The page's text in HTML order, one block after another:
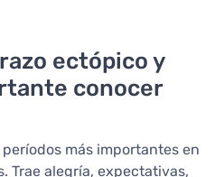
ectópico y
conocer
más importantes en
Trae alegría, expectativas,